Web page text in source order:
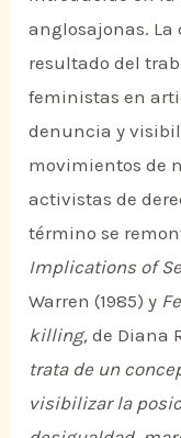
anglosajonas. La
resultado del
feministas en
denuncia y
movimientos de
activistas de
término se
Implications of
Warren (1985) y
killing, de Diana
trata de un
visibilizar la